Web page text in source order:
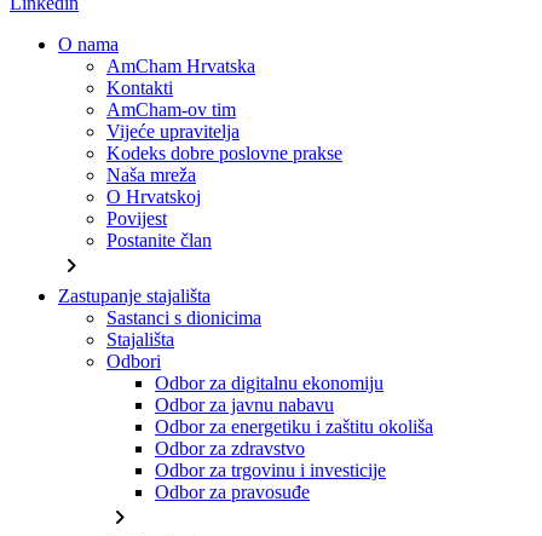
O nama
AmCham Hrvatska
Kontakti
AmCham-ov tim
Vijeće upravitelja
Kodeks dobre poslovne prakse
Naša mreža
O Hrvatskoj
Povijest
Postanite član
chevron_right
Zastupanje stajališta
Sastanci s dionicima
Stajališta
Odbori
Odbor za digitalnu ekonomiju
Odbor za javnu nabavu
Odbor za energetiku i zaštitu okoliša
Odbor za zdravstvo
Odbor za trgovinu i investicije
Odbor za pravosuđe
chevron_right